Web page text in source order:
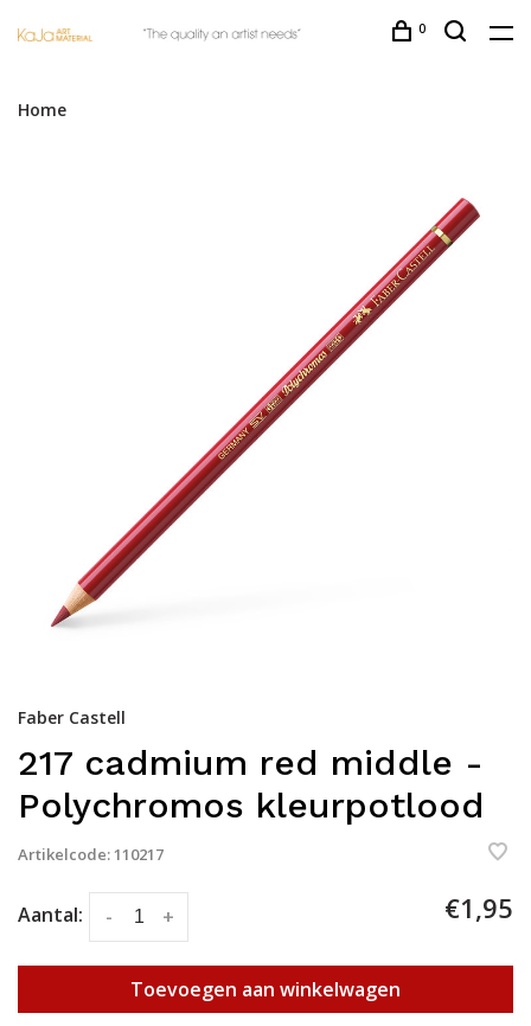
0
Home
Faber Castell
217 cadmium red middle -
Polychromos kleurpotlood
Artikelcode:110217
Aantal: +
- €1,95
Toevoegen aan winkelwagen